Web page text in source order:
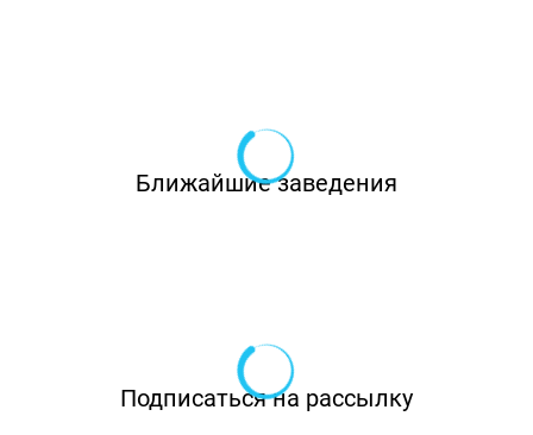
Ближайшие заведения
Подписаться на рассылку